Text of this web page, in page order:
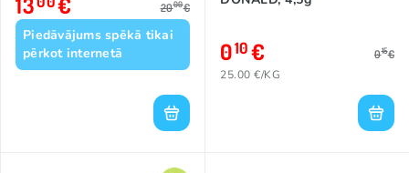
Piedāvājums spēkā tikai
pērkot internetā
2000€
010€ 015€
25.00 €/KG